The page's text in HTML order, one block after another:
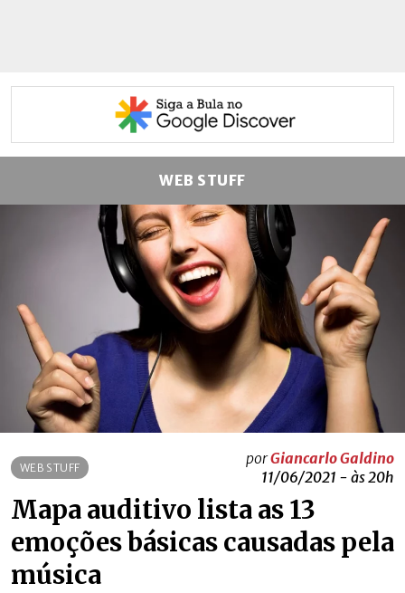
WEB STUFF
WEB STUFF
porGiancarlo Galdino
11/06/2021 - às 20h
Mapa auditivo lista as 13
emoções básicas causadas pela
música